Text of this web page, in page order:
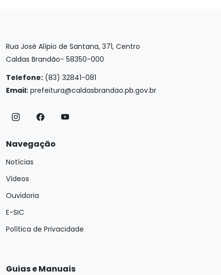
Rua José Alípio de Santana, 371, Centro
Caldas Brandão- 58350-000
Telefone: (83) 32841-081
Email: prefeitura@caldasbrandao.pb.gov.br
Navegação
Notícias
Vídeos
Ouvidoria
E-SIC
Política de Privacidade
Guias e Manuais